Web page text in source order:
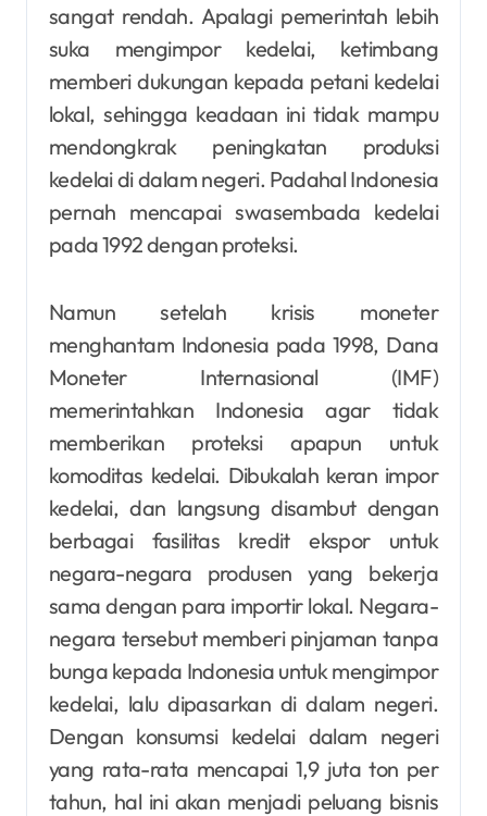
sangat rendah. Apalagi pemerintah lebih
suka mengimpor kedelai, ketimbang
memberi dukungan kepada petani kedelai
lokal, sehingga keadaan ini tidak mampu
mendongkrak peningkatan produksi
kedelai di dalam negeri. Padahal Indonesia
pernah mencapai swasembada kedelai
pada 1992 dengan proteksi.
Namun setelah krisis moneter
menghantam Indonesia pada 1998, Dana
Moneter Internasional (IMF)
memerintahkan Indonesia agar tidak
memberikan proteksi apapun untuk
komoditas kedelai. Dibukalah keran impor
kedelai, dan langsung disambut dengan
berbagai fasilitas kredit ekspor untuk
negara-negara produsen yang bekerja
sama dengan para importir lokal. Negara-
negara tersebut memberi pinjaman tanpa
bunga kepada Indonesia untuk mengimpor
kedelai, lalu dipasarkan di dalam negeri.
Dengan konsumsi kedelai dalam negeri
yang rata-rata mencapai 1,9 juta ton per
tahun, hal ini akan menjadi peluang bisnis